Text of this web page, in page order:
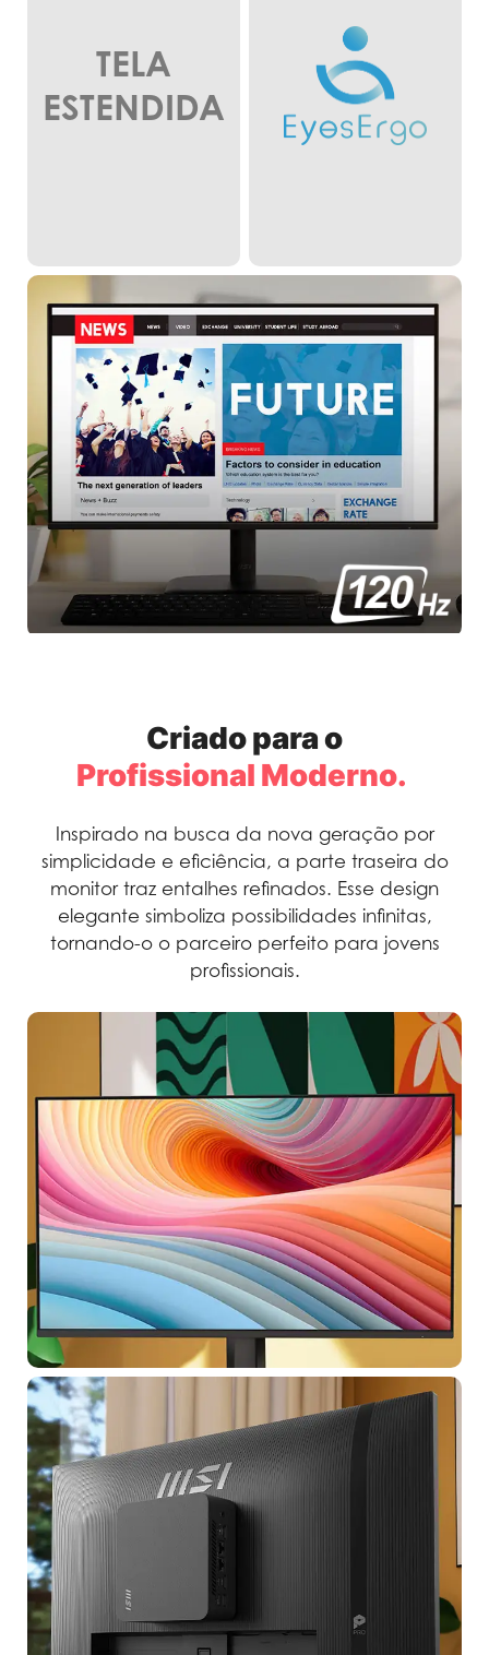
TELA
ESTENDIDA
Criado para o
Profissional Moderno.
Inspirado na busca da nova geração por
simplicidade e eficiência, a parte traseira do
monitor traz entalhes refinados. Esse design
elegante simboliza possibilidades infinitas,
tornando-o o parceiro perfeito para jovens
profissionais.